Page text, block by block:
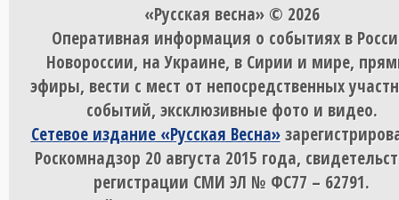
«Русская весна» © 2026
Оперативная информация о событиях в
Новороссии, на Украине, в Сирии и мире,
эфиры, вести с мест от непосредственных
событий, эксклюзивные фото и видео.
Сетевое издание «Русская Весна»
Роскомнадзор 20 августа 2015 года,
регистрации СМИ ЭЛ № ФС77 – 62791.